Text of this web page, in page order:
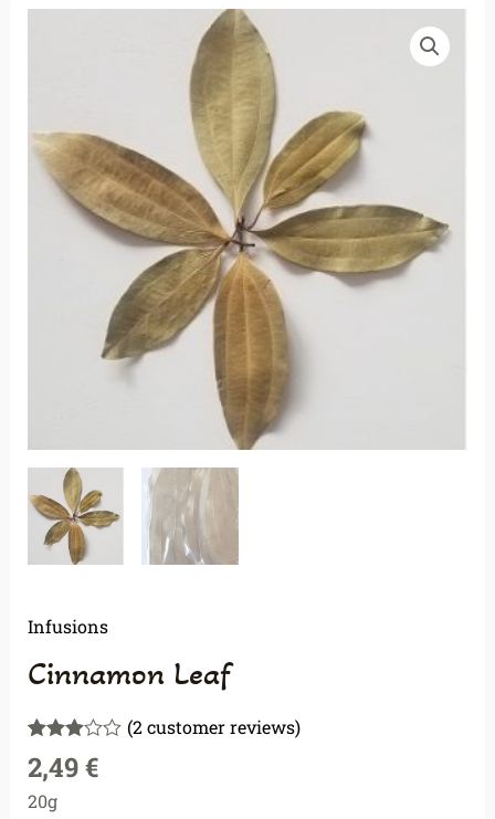
Infusions
Cinnamon Leaf
Rated
3.00
based
2
(2customer reviews)
2,49€
20g